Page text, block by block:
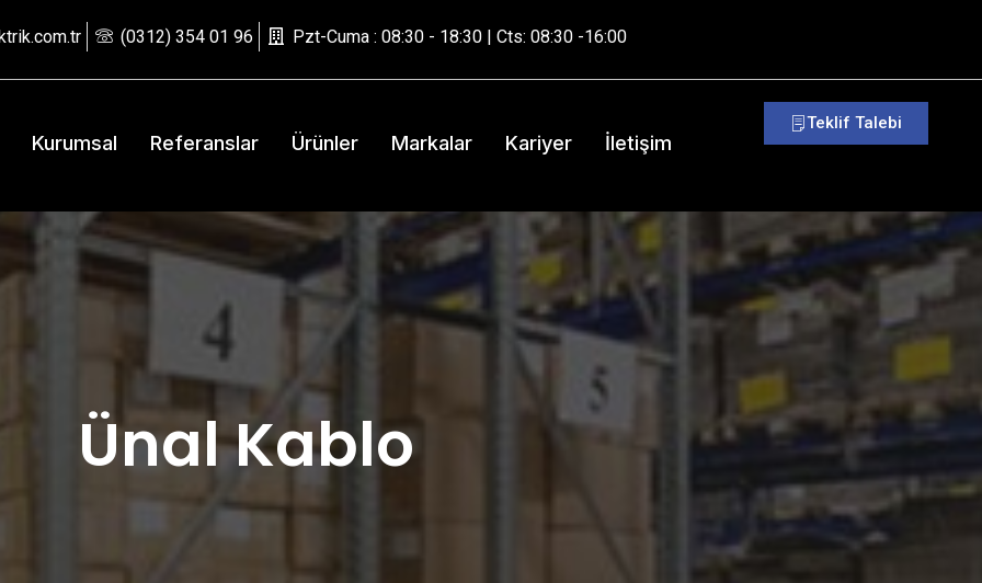
(0312) 354 01 96 Pzt-Cuma : 08:30 - 18:30 | Cts: 08:30 -16:00
Kurumsal Referanslar Ürünler Markalar Kariyer İletişim
Teklif Talebi
Ünal Kablo